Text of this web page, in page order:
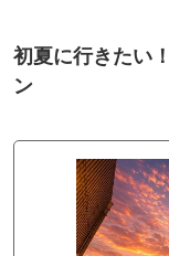
初夏に行きたい
ン